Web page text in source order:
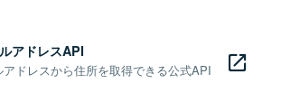
アドレスAPI
ドレスから住所を取得できる公式API